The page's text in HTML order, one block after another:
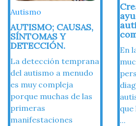
Autismo
AUTISMO; CAUSAS,
SÍNTOMAS Y
DETECCIÓN.
La detección temprana
del autismo a menudo
es muy compleja
porque muchas de las
primeras
manifestaciones
En
...